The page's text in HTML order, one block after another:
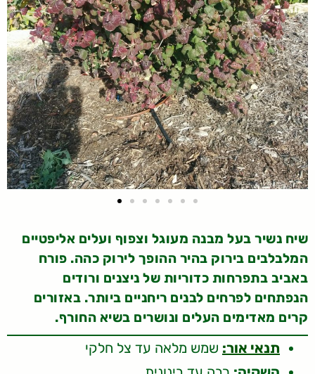
שיח נשיר בעל מבנה מעוגל וצפוף ועלים אליפטיים
המלבלבים בירוק בהיר ההופך לירוק כהה. פורח
באביב בתפרחות כדוריות של ניצנים ורודים
הנפתחים לפרחים לבנים ריחניים ביותר. באזורים
קרים מאדימים העלים ונושרים בשיא החורף.
תנאי אור: שמש מלאה עד צל חלקי